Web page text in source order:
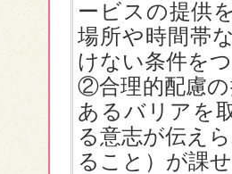
ービスの提供
場所や時間帯
けない条件を
②合理的配慮の
あるバリアを
る意志が伝え
ること）が課